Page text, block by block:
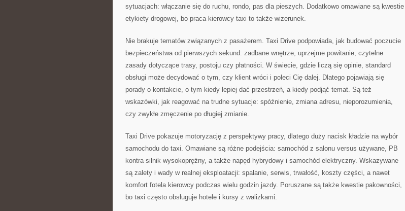
sytuacjach: włączanie się do ruchu, rondo, pas dla pieszych. Dodatkowo omawiane są kwestie
etykiety drogowej, bo praca kierowcy taxi to także wizerunek.
Nie brakuje tematów związanych z pasażerem. Taxi Drive podpowiada, jak budować poczucie
bezpieczeństwa od pierwszych sekund: zadbane wnętrze, uprzejme powitanie, czytelne
zasady dotyczące trasy, postoju czy płatności. W świecie, gdzie liczą się opinie, standard
obsługi może decydować o tym, czy klient wróci i poleci Cię dalej. Dlatego pojawiają się
porady o kontakcie, o tym kiedy lepiej dać przestrzeń, a kiedy podjąć temat. Są też
wskazówki, jak reagować na trudne sytuacje: spóźnienie, zmiana adresu, nieporozumienia,
czy zwykłe zmęczenie po długiej zmianie.
Taxi Drive pokazuje motoryzację z perspektywy pracy, dlatego duży nacisk kładzie na wybór
samochodu do taxi. Omawiane są różne podejścia: samochód z salonu versus używane, PB
kontra silnik wysokoprężny, a także napęd hybrydowy i samochód elektryczny. Wskazywane
są zalety i wady w realnej eksploatacji: spalanie, serwis, trwałość, koszty części, a nawet
komfort fotela kierowcy podczas wielu godzin jazdy. Poruszane są także kwestie pakowności,
bo taxi często obsługuje hotele i kursy z walizkami.